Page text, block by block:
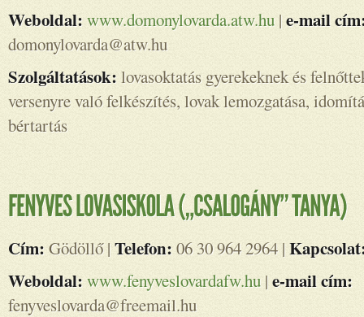
Weboldal: www.domonylovarda.atw.hu |e-mail
domonylovarda@atw.hu
Szolgáltatások: lovasoktatás gyerekeknek és
versenyre való felkészítés, lovak lemozgatása,
bértartás
Cím: Gödöllő |Telefon: 06 30 964 2964 |
Weboldal: www.fenyveslovardafw.hu |e-mail cím:
fenyveslovarda@freemail.hu